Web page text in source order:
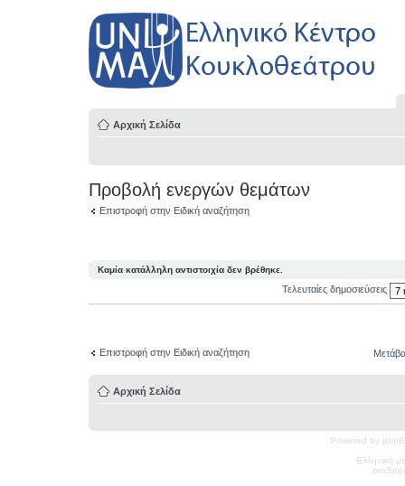
Αρχική Σελίδα
Προβολή ενεργών θεμάτων
Επιστροφή στην Ειδική αναζήτηση
Καμία κατάλληλη αντιστοιχία δεν βρέθηκε.
Τελευταίες δημοσιεύσεις
Επιστροφή στην Ειδική αναζήτηση
Αρχική Σελίδα
Powered by
Ελληνική
pro